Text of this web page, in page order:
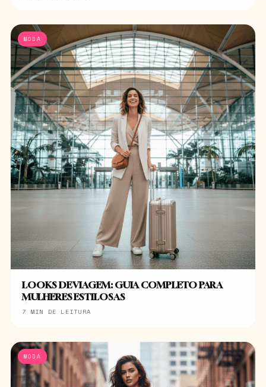
MODA
LOOKS DE VIAGEM: GUIA COMPLETO PARA
MULHERES ESTILOSAS
7 MIN DE LEITURA
MODA